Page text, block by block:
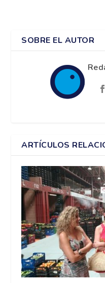
SOBRE EL AUTOR
ARTÍCULOS